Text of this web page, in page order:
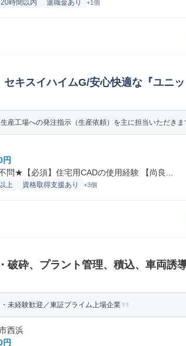
時間以内 退職金あり +1個
キスイハイムG/安心快適な『ユニ
産工場への発注指示（生産依頼）を主に担当いただき
円
問★【必須】住宅用CADの使用経験 【尚良...
上 資格取得支援あり +3個
破砕、プラント管理、積込、車両誘
未経験歓迎／東証プライム上場企業
西浜
円